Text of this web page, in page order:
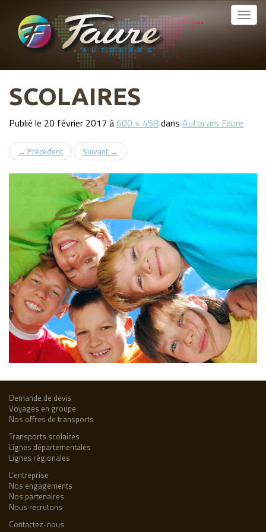
Faure Autocars
MENU
PRINCIPAL
contenu
SCOLAIRES
Publié le 20 février 2017 à 600 × 458dans Autocars Faure
← Précédent Suivant →
Demande de devis
Voyages en groupe
Nos offres de transports
Transports scolaires
Lignes départementales
Lignes régionales
L’entreprise
Nos engagements
Nos partenaires
Nous recrutons
Contactez-nous